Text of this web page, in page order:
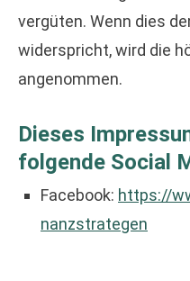
vergüten. Wenn dies
widerspricht, wird die
angenommen.
Dieses
folgende Social
Facebook: https://
nanzstrategen